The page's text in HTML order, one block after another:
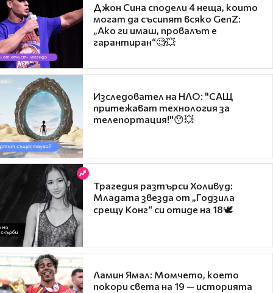
Джон Сина сподели 4 неща, които
могат да съсипят всяко GenZ:
„Ако ги имаш, провалът е
гарантиран“🧐💥
Изследовател на НЛО: "САЩ
притежават технология за
телепортация!"😯💥
Трагедия разтърси Холивуд:
Младата звезда от „Годзила
срещу Конг“ си отиде на 18🕊️
Ламин Ямал: Момчето, което
покори света на 19 — историята